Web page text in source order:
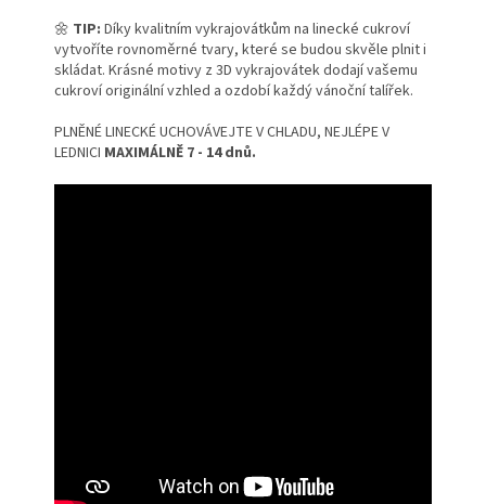
🌼 TIP: Díky kvalitním vykrajovátkům na linecké cukroví
vytvoříte rovnoměrné tvary, které se budou skvěle plnit i
skládat. Krásné motivy z 3D vykrajovátek dodají vašemu
cukroví originální vzhled a ozdobí každý vánoční talířek.
PLNĚNÉ LINECKÉ UCHOVÁVEJTE V CHLADU, NEJLÉPE V
LEDNICI MAXIMÁLNĚ 7 - 14 dnů.